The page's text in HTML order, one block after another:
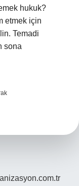
hukuk?
etmek için
Temadi
sona